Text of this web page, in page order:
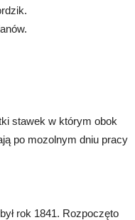
stawek w którym obok
po mozolnym dniu pracy
rok 1841. Rozpoczęto